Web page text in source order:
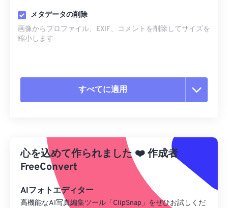
メタデータの削除
画像からプロファイル、EXIF、コメントを削除してサイズを
縮小します
すべてに適用
プリセットから適用
プリセットとして保存
心を込めて作られました ❤️作成者
FreeConvert
AIフォトエディター
高機能なAI写真編集ツール「ClipSnap」をぜひお試しくだ